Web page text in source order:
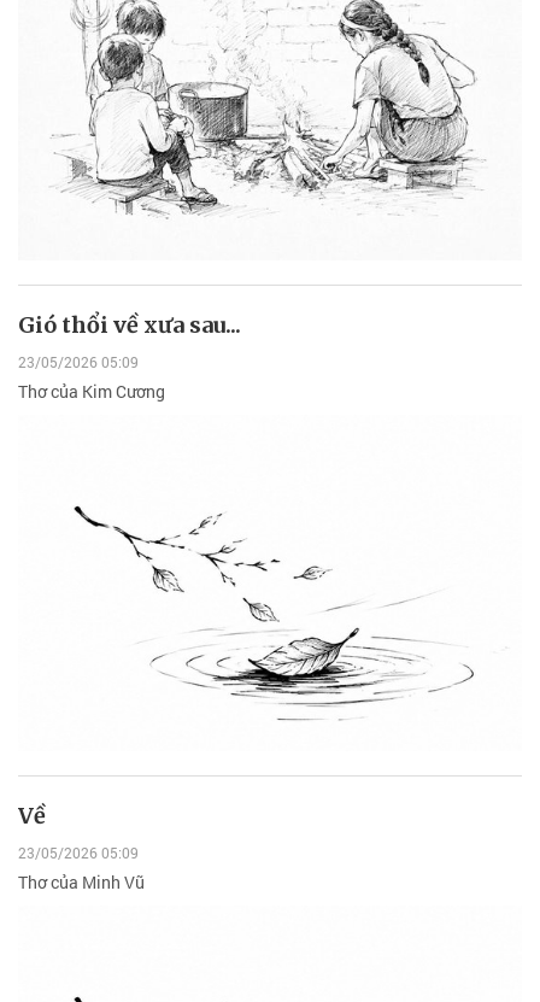
Gió thổi về xưa sau...
23/05/2026 05:09
Thơ của Kim Cương
Về
23/05/2026 05:09
Thơ của Minh Vũ